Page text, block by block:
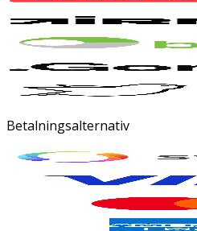
Betalningsalternativ